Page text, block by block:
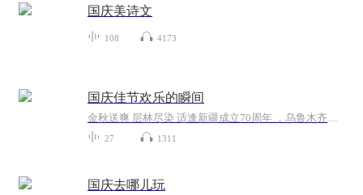
国庆美诗文
108 4173
国庆佳节欢乐的瞬间
金秋送爽 层林尽染 适逢新疆成立70周年 ，乌鲁木齐于2025年9月23日迎来党中央和习大大带领的慰问团。新疆各族群众欢欣鼓舞，热烈欢迎。
27 1311
国庆去哪儿玩